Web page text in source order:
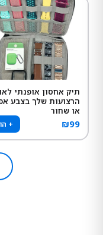
תיק אחסון אופנתי
הרצועות שלך בצבע
או שחור
₪99
+